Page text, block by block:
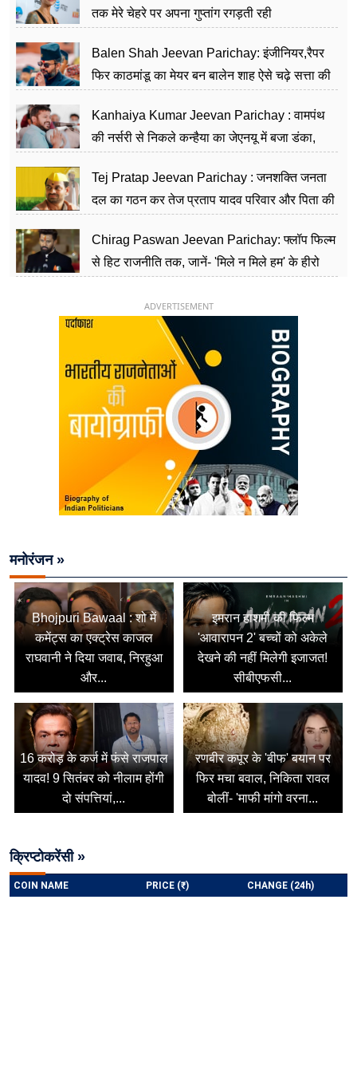
तक मेरे चेहरे पर अपना गुप्तांग रगड़ती रही
Balen Shah Jeevan Parichay: इंजीनियर,रैपर
फिर काठमांडू का मेयर बन बालेन शाह ऐसे चढ़े सत्ता की
Kanhaiya Kumar Jeevan Parichay : वामपंथ
की नर्सरी से निकले कन्हैया का जेएनयू में बजा डंका,
Tej Pratap Jeevan Parichay : जनशक्ति जनता
दल का गठन कर तेज प्रताप यादव परिवार और पिता की
Chirag Paswan Jeevan Parichay: फ्लॉप फिल्म
से हिट राजनीति तक, जानें- 'मिले न मिले हम' के हीरो
ADVERTISEMENT
मनोरंजन »
Bhojpuri Bawaal : शो में
कमेंट्स का एक्ट्रेस काजल
राघवानी ने दिया जवाब, निरहुआ
और...
इमरान हाशमी की फिल्म
'आवारापन 2' बच्चों को अकेले
देखने की नहीं मिलेगी इजाजत!
सीबीएफसी...
16 करोड़ के कर्ज में फंसे राजपाल
यादव! 9 सितंबर को नीलाम होंगी
दो संपत्तियां,...
रणबीर कपूर के 'बीफ' बयान पर
फिर मचा बवाल, निकिता रावल
बोलीं- 'माफी मांगो वरना...
क्रिप्टोकरेंसी »